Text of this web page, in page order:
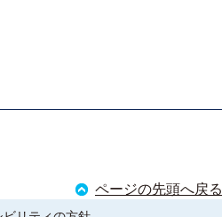
ページの先頭へ戻る